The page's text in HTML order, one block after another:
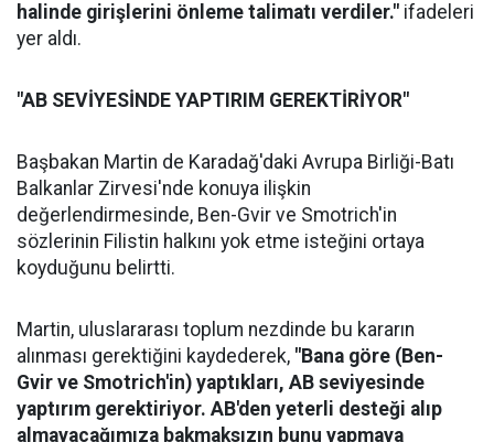
halinde girişlerini önleme talimatı verdiler." ifadeleri
yer aldı.
"AB SEVİYESİNDE YAPTIRIM GEREKTİRİYOR"
Başbakan Martin de Karadağ'daki Avrupa Birliği-Batı
Balkanlar Zirvesi'nde konuya ilişkin
değerlendirmesinde, Ben-Gvir ve Smotrich'in
sözlerinin Filistin halkını yok etme isteğini ortaya
koyduğunu belirtti.
Martin, uluslararası toplum nezdinde bu kararın
alınması gerektiğini kaydederek, "Bana göre (Ben-
Gvir ve Smotrich'in) yaptıkları, AB seviyesinde
yaptırım gerektiriyor. AB'den yeterli desteği alıp
almayacağımıza bakmaksızın bunu yapmaya